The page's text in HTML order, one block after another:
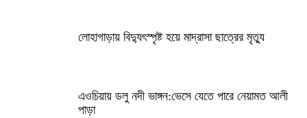
লোহাগাড়ায় বিদ্যুৎস্পৃষ্ট হয়ে মাদ্রাসা ছাত্রের মৃত্যু
এওচিয়ায় ডলু নদী ভাঙ্গন:ভেসে যেতে পারে নেয়ামত আলী
পাড়া